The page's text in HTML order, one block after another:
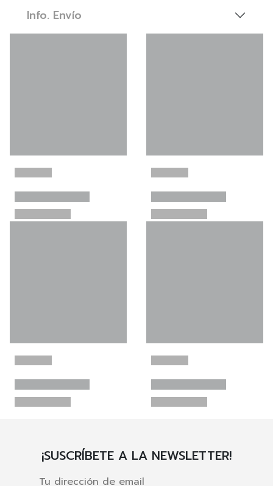
Info. Envío
¡SUSCRÍBETE A LA NEWSLETTER!